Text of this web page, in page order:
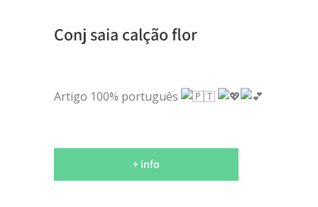
Conj saia calção flor
Artigo 100% português
+ info